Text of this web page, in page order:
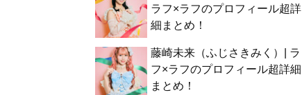
ラフ×ラフのプロフィール超詳
細まとめ！
藤崎未来（ふじさきみく）| ラ
フ×ラフのプロフィール超詳細
まとめ！